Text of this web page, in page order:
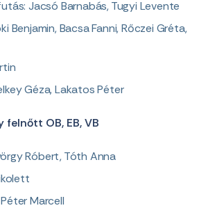
Jacsó Barnabás, Tugyi Levente
Benjamin, Bacsa Fanni, Rőczei Gréta,
Géza, Lakatos Péter
felnőtt OB, EB, VB
Róbert, Tóth Anna
Marcell